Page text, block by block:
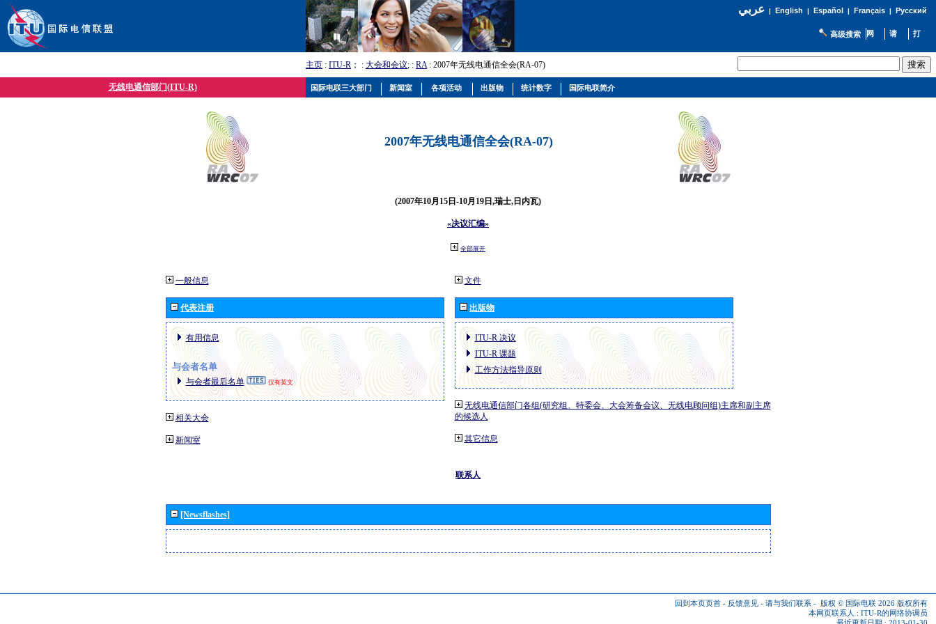
عربي| English | Español | Français| Русский
高级搜索
主页 : ITU-R ； : 大会和会议; : RA: 2007年无线电通信全会(RA-07)
无线电通信部门(ITU-R)
2007年无线电通信全会(RA-07)
(2007年10月15日-10月19日,瑞士,日内瓦)
«决议汇编»
全部展开
一般信息
代表注册
有用信息
与会者名单
与会者最后名单 仅有英文
相关大会
新闻室
文件
出版物
ITU-R 决议
ITU-R 课题
工作方法指导原则
无线电通信部门各组(研究组、特委会、大会筹备会议、无线电顾问组)主席和副主席
的候选人
其它信息
联系人
[Newsflashes]
回到本页页首 - 反馈意见 - 请与我们联系 - 版权 © 国际电联 2026 版权所有
本网页联系人 : ITU-R的网络协调员
国际电联三大部门 新闻室 各项活动 出版物 统计数字 国际电联简介